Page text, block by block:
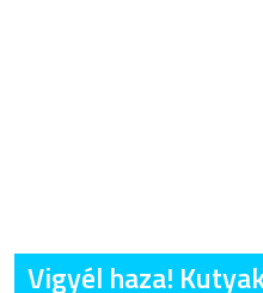
Vigyél haza!